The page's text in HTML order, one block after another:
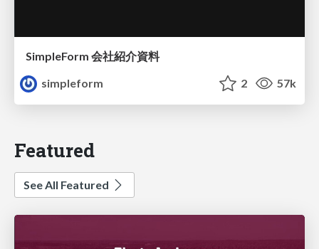
SimpleForm 会社紹介資料
simpleform
2 57k
Featured
See All Featured